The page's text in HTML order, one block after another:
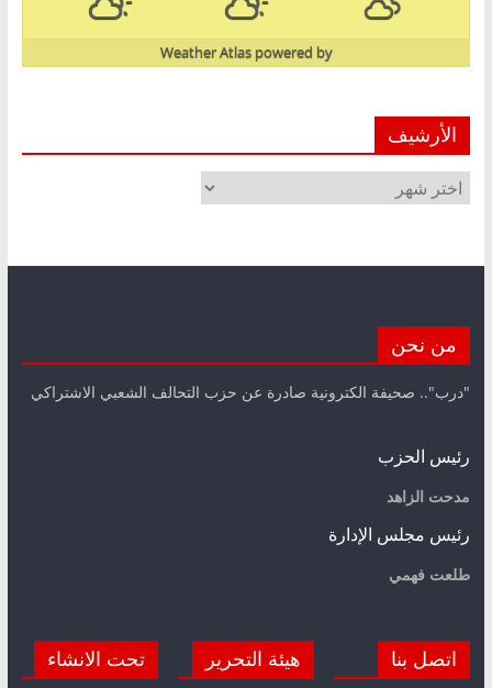
powered by
Weather Atlas
الأرشيف
الأرشيف
من نحن
"درب".. صحيفة الكترونية صادرة عن حزب التحالف الشعبي الاشتراكي
رئيس الحزب
مدحت الزاهد
رئيس مجلس الإدارة
طلعت فهمي
اتصل بنا هيئة التحرير تحت الانشاء